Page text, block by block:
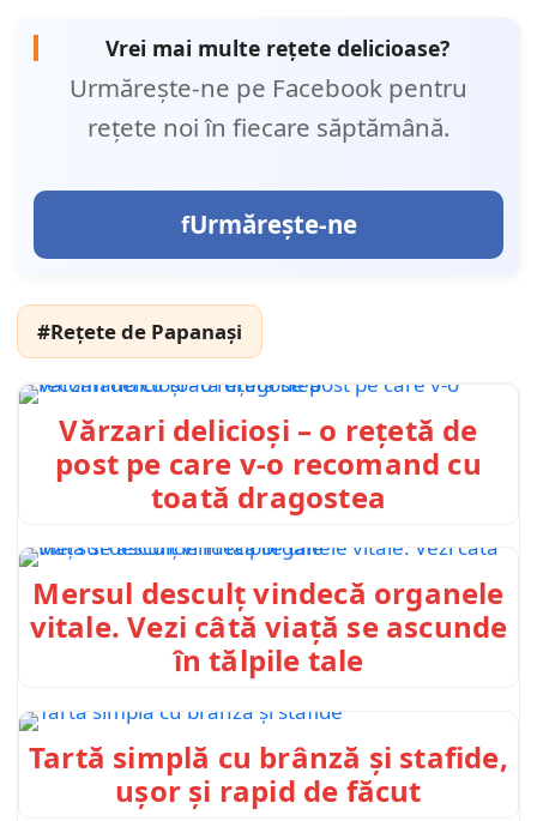
Vrei mai multe rețete delicioase?
Urmărește-ne pe Facebook pentru
rețete noi în fiecare săptămână.
Urmărește-ne
#Rețete de Papanași
Vărzari delicioși – o rețetă de
post pe care v-o recomand cu
toată dragostea
Mersul desculț vindecă organele
vitale. Vezi câtă viață se ascunde
în tălpile tale
Tartă simplă cu brânză și stafide,
ușor și rapid de făcut